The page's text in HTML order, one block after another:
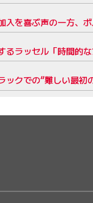
入を喜ぶ声の一方、
るラッセル「時間的
ックでの“難しい最初